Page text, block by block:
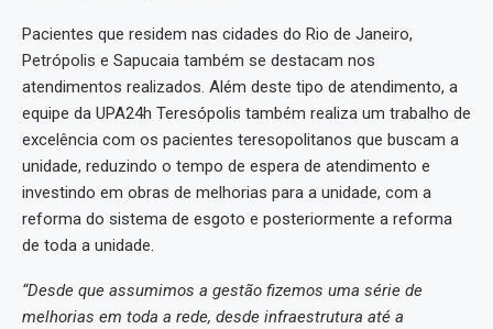
Pacientes que residem nas cidades do Rio de Janeiro,
Petrópolis e Sapucaia também se destacam nos
atendimentos realizados. Além deste tipo de atendimento, a
equipe da UPA24h Teresópolis também realiza um trabalho de
excelência com os pacientes teresopolitanos que buscam a
unidade, reduzindo o tempo de espera de atendimento e
investindo em obras de melhorias para a unidade, com a
reforma do sistema de esgoto e posteriormente a reforma
de toda a unidade.
“Desde que assumimos a gestão fizemos uma série de
melhorias em toda a rede, desde infraestrutura até a